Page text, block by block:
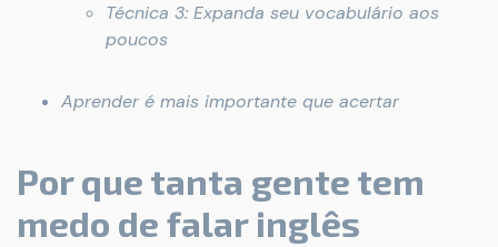
Técnica 3: Expanda seu vocabulário aos
poucos
Aprender é mais importante que acertar
Por que tanta gente tem
medo de falar inglês